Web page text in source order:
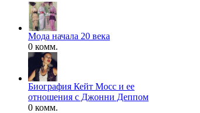
Мода начала 20 века
0 комм.
Биография Кейт Мосс и ее
отношения с Джонни Деппом
0 комм.